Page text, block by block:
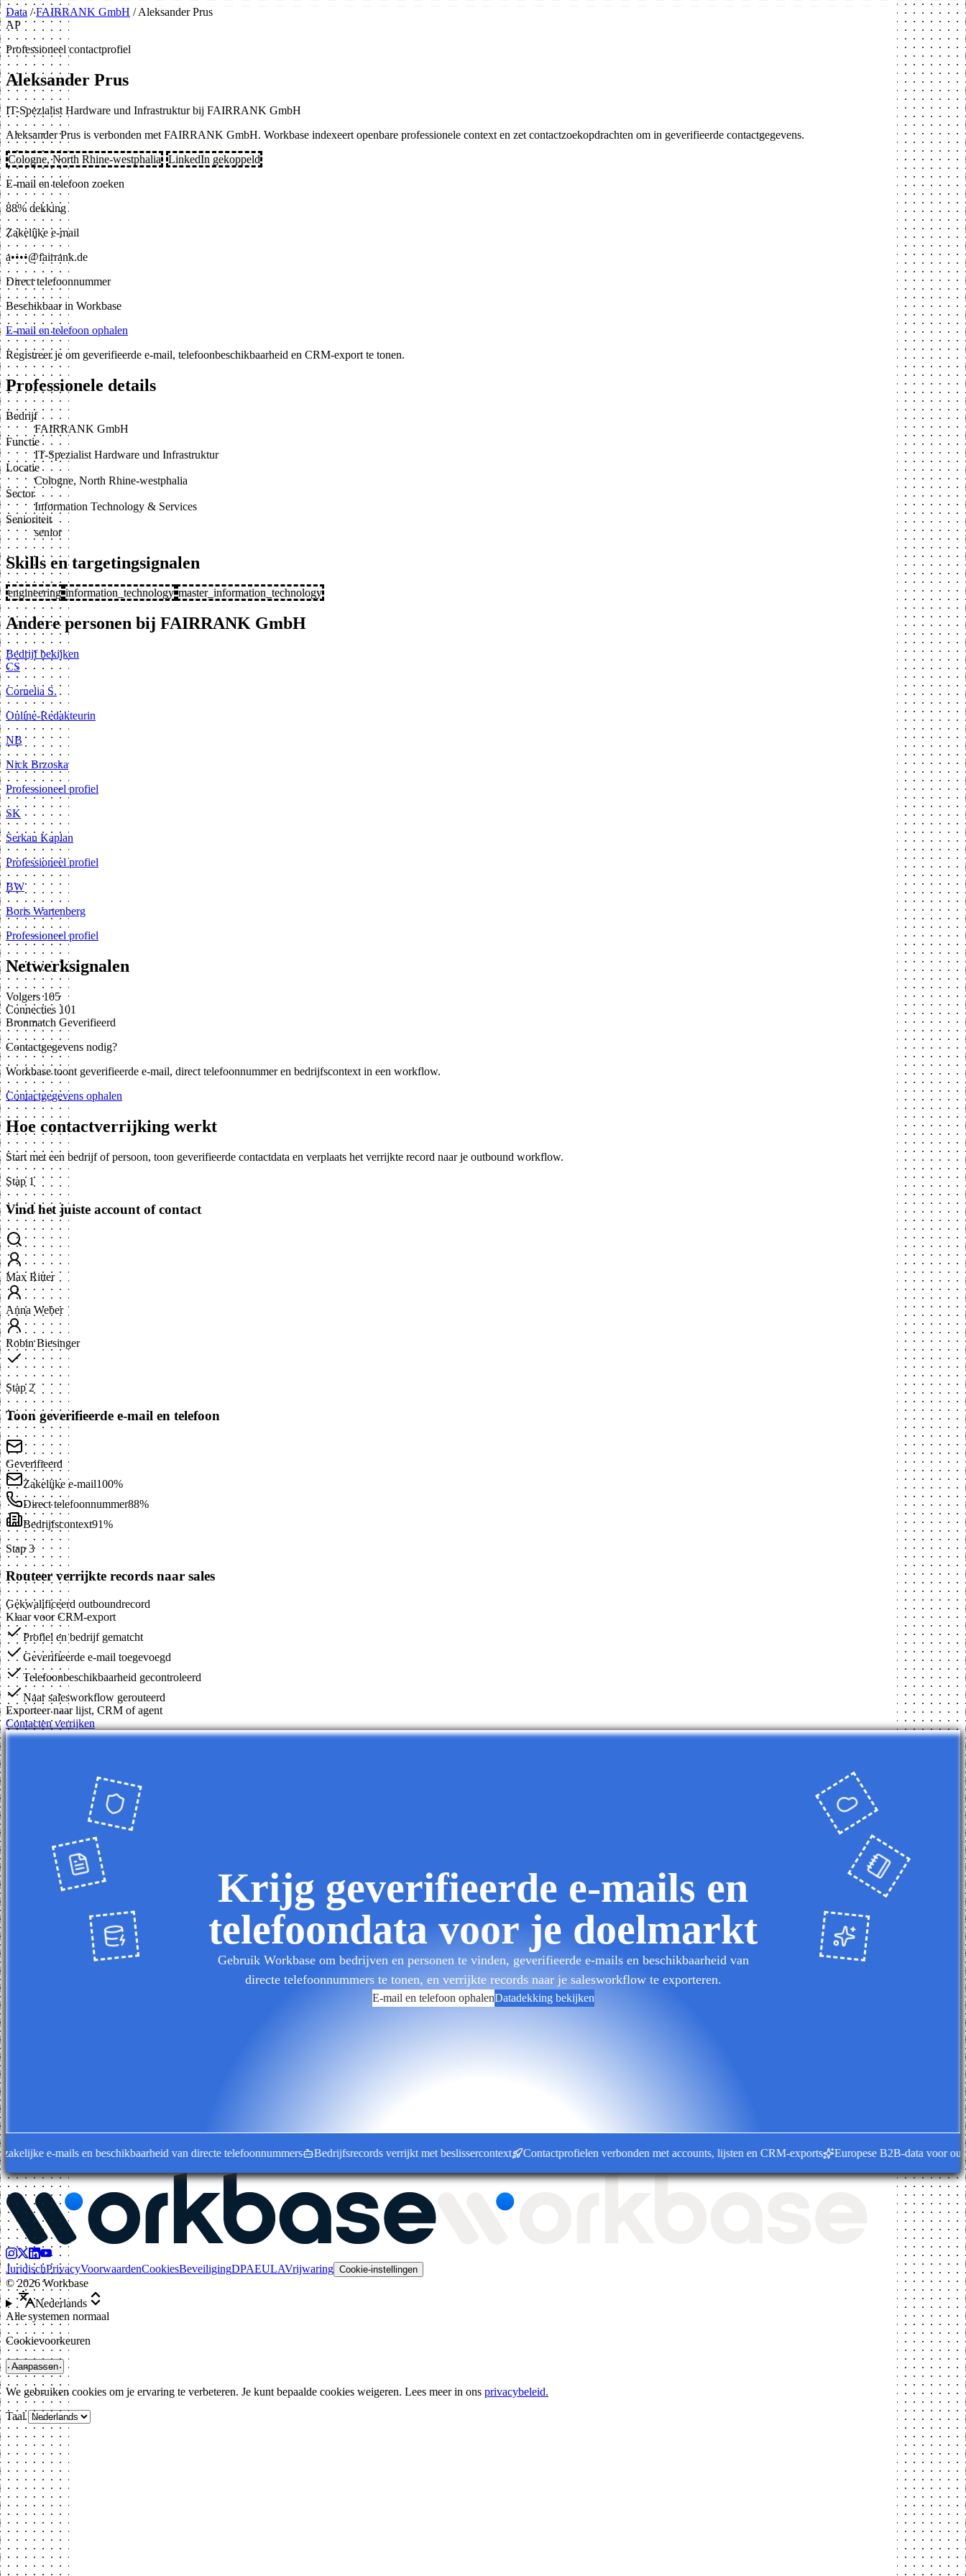
Data / FAIRRANK GmbH / Aleksander Prus
AP
Professioneel contactprofiel
Aleksander Prus
IT-Spezialist Hardware und Infrastruktur bij FAIRRANK GmbH
Aleksander Prus is verbonden met FAIRRANK GmbH. Workbase indexeert openbare professionele context en zet contactzoekopdrachten om in geverifieerde contactgegevens.
Cologne, North Rhine-westphalia
LinkedIn gekoppeld
E-mail en telefoon zoeken
88% dekking
Zakelijke e-mail
a••••@fairrank.de
Direct telefoonnummer
Beschikbaar in Workbase
E-mail en telefoon ophalen
Registreer je om geverifieerde e-mail, telefoonbeschikbaarheid en CRM-export te tonen.
Professionele details
Bedrijf
FAIRRANK GmbH
Functie
IT-Spezialist Hardware und Infrastruktur
Locatie
Cologne, North Rhine-westphalia
Sector
Information Technology & Services
Senioriteit
senior
Skills en targetingsignalen
engineering information_technology master_information_technology
Andere personen bij FAIRRANK GmbH
Bedrijf bekijken
CS
Cornelia S.
Online-Redakteurin
NB
Nick Brzoska
Professioneel profiel
SK
Serkan Kaplan
Professioneel profiel
BW
Boris Wartenberg
Professioneel profiel
Netwerksignalen
Volgers 105
Connecties 101
Bronmatch Geverifieerd
Contactgegevens nodig?
Workbase toont geverifieerde e-mail, direct telefoonnummer en bedrijfscontext in een workflow.
Contactgegevens ophalen
Hoe contactverrijking werkt
Start met een bedrijf of persoon, toon geverifieerde contactdata en verplaats het verrijkte record naar je outbound workflow.
Stap 1
Vind het juiste account of contact
Max Ritter
Anna Weber
Robin Biesinger
Stap 2
Toon geverifieerde e-mail en telefoon
Geverifieerd
Zakelijke e-mail100%
Direct telefoonnummer88%
Bedrijfscontext91%
Stap 3
Routeer verrijkte records naar sales
Gekwalificeerd outboundrecord
Klaar voor CRM-export
Profiel en bedrijf gematcht
Geverifieerde e-mail toegevoegd
Telefoonbeschikbaarheid gecontroleerd
Naar salesworkflow gerouteerd
Exporteer naar lijst, CRM of agent
Contacten verrijken
Krijg geverifieerde e-mails en
telefoondata voor je doelmarkt
Gebruik Workbase om bedrijven en personen te vinden, geverifieerde e-mails en beschikbaarheid van
directe telefoonnummers te tonen, en verrijkte records naar je salesworkflow te exporteren.
E-mail en telefoon ophalenDatadekking bekijken
e-mails en beschikbaarheid van directe telefoonnummers Bedrijfsrecords verrijkt met beslissercontext Contactprofielen verbonden met accounts, lijsten en CRM-exports Europese B2B-data voor
JuridischPrivacyVoorwaardenCookiesBeveiligingDPAEULAVrijwaring Cookie-instellingen
©2026 Workbase
Nederlands
Alle systemen normaal
Cookievoorkeuren
Aanpassen
We gebruiken cookies om je ervaring te verbeteren. Je kunt bepaalde cookies weigeren. Lees meer in ons privacybeleid.
Taal